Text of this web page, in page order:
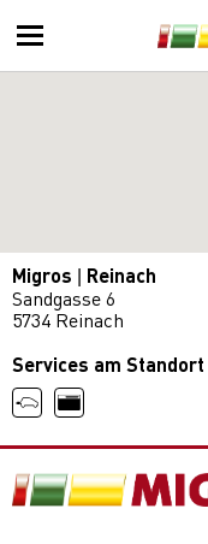
Migros | Reinach
Sandgasse 6
5734 Reinach
Services am Standort